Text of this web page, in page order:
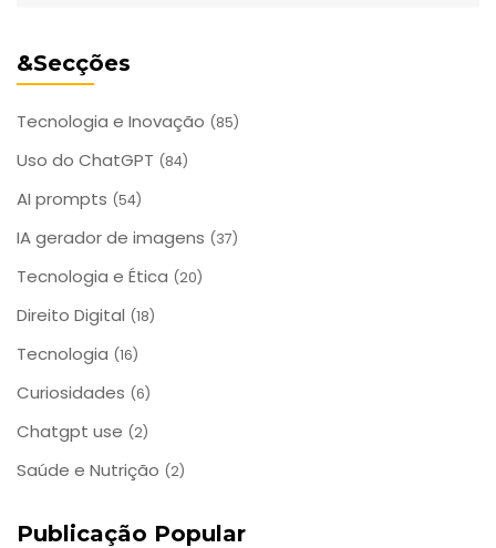
&Secções
Tecnologia e Inovação (85)
Uso do ChatGPT (84)
AI prompts (54)
IA gerador de imagens (37)
Tecnologia e Ética (20)
Direito Digital (18)
Tecnologia (16)
Curiosidades (6)
Chatgpt use (2)
Saúde e Nutrição (2)
Publicação Popular